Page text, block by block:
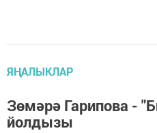
ЯҢАЛЫКЛАР
Зөмәрә Гарипова -
йолдызы